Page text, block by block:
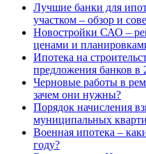
Лучшие банки для
участком – обзор и
Новостройки САО –
ценами и
Ипотека на
предложения банков в
Черновые работы в
зачем они нужны?
Порядок начисления
муниципальных
Военная ипотека –
году?